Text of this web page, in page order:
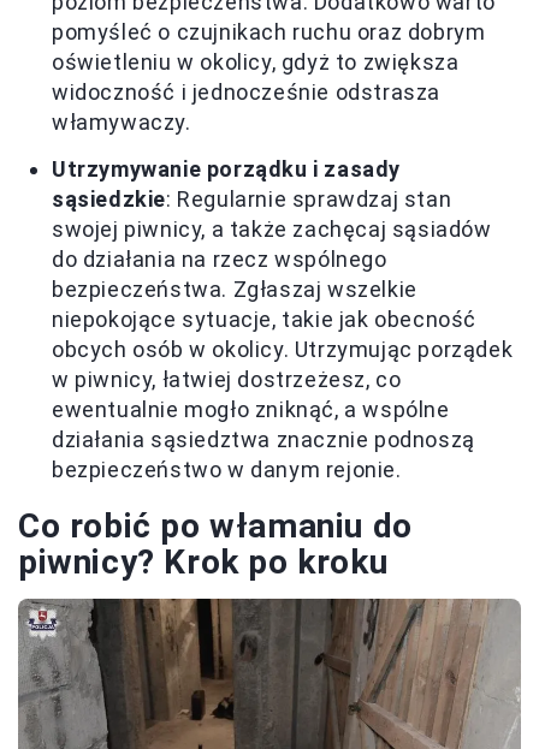
pomyśleć o czujnikach ruchu oraz dobrym
oświetleniu w okolicy, gdyż to zwiększa
widoczność i jednocześnie odstrasza
włamywaczy.
Utrzymywanie porządku i zasady
sąsiedzkie: Regularnie sprawdzaj stan
swojej piwnicy, a także zachęcaj sąsiadów
do działania na rzecz wspólnego
bezpieczeństwa. Zgłaszaj wszelkie
niepokojące sytuacje, takie jak obecność
obcych osób w okolicy. Utrzymując porządek
w piwnicy, łatwiej dostrzeżesz, co
ewentualnie mogło zniknąć, a wspólne
działania sąsiedztwa znacznie podnoszą
bezpieczeństwo w danym rejonie.
Co robić po włamaniu do
piwnicy? Krok po kroku